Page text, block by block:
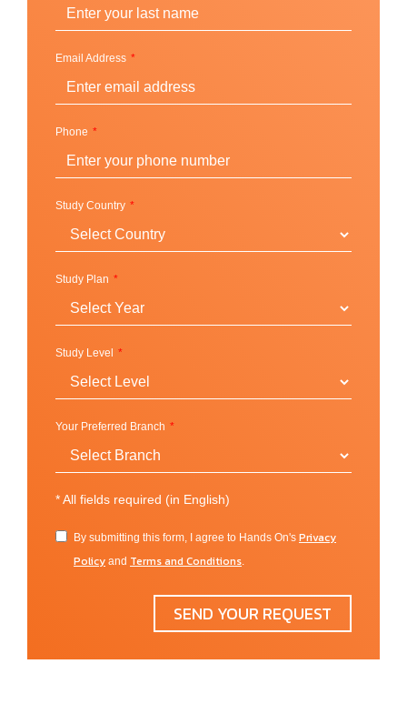
Pathway ที่รับรองการเข้าศึกษาต่อ
สำหรับการปรับความพร้อมเพื่อเข้าศึกษาต่อใน
มหาวิทยาลัยระดับท๊อป รับเฉพาะระดับปริญญาตรี
และปริญญาโท ที่ CEG สาขา บอสตันและ ชิคาโก
CEG Digital ร่วมมือกับมหาวิทยาลัยแถวหน้าของ
สหราชอาณาจักรกับคอร์สเรียนออนไลน์สำหรับ
การเรียน Part-time ที่ยืดหยุ่นได้ตามเวลาที่เหมาะ
สม เป็นหลักสูตรที่ทันสมัยที่สุดที่ออกแบบมาเพื่อใช้
กับการเรียนผ่านแท็บเล็ต คอร์สนี้สำหรับสาขา
ครุศาสตร์
สถานที่ตั้งและวิทยาเขต
USA
UniversityPartners
Birkbeck University of London
Coventry University
Royal Holloway, University of London
Queen Mary University of London
University of Central Lancashire
Email Address
Phone
Study Country
Study Plan
Study Level
Your Preferred Branch
*All fields required (in English)
By submitting this form, I agree to Hands On's Privacy
Policy and Terms and Conditions.
SEND YOUR REQUEST